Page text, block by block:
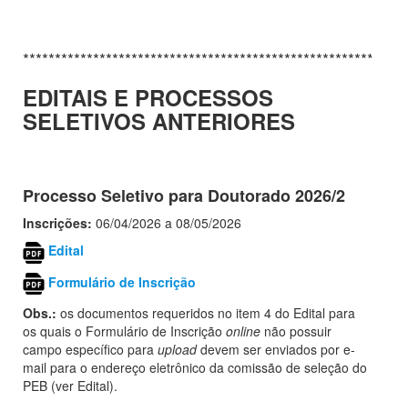
EDITAIS E PROCESSOS
SELETIVOS ANTERIORES
Processo Seletivo para Doutorado 2026/2
Inscrições: 06/04/2026 a 08/05/2026
Edital
Formulário de Inscrição
Obs.: os documentos requeridos no item 4 do Edital para
os quais o Formulário de Inscrição online não possuir
campo específico para uploaddevem ser enviados por e-
mail para o endereço eletrônico da comissão de seleção do
PEB (ver Edital).